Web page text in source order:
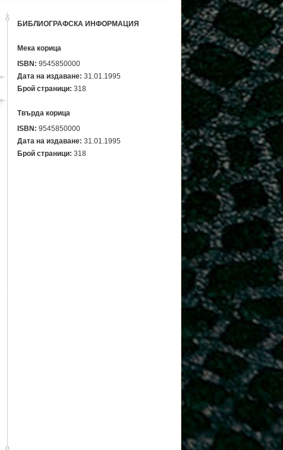
БИБЛИОГРАФСКА ИНФОРМАЦИЯ
Мека корица
ISBN: 9545850000
Дата на издаване: 31.01.1995
Брой страници: 318
Твърда корица
ISBN: 9545850000
Дата на издаване: 31.01.1995
Брой страници: 318